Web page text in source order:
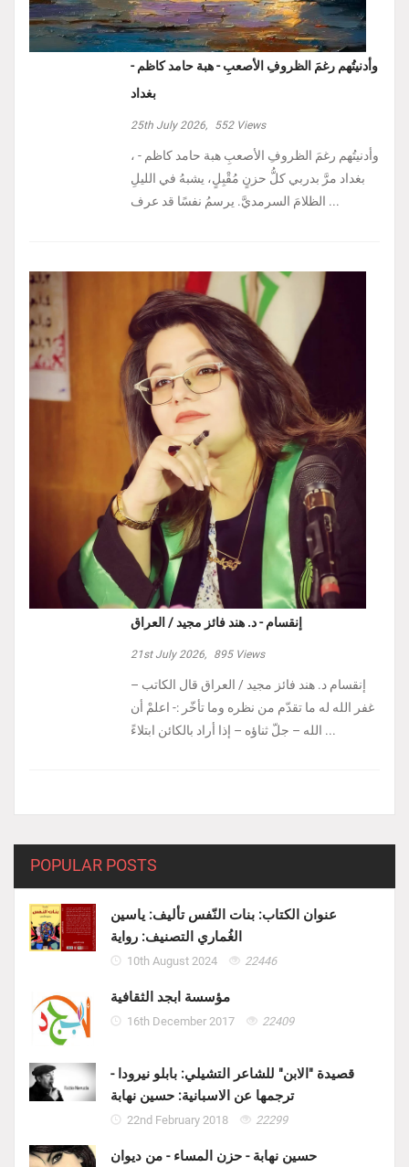
وأدنيتُهم رغمَ الظروفِ الأصعبِ - هبة حامد كاظم -
بغداد
25th July 2026, 552Views
، وأدنيتُهم رغمَ الظروفِ الأصعبِ هبة حامد كاظم -
بغداد مرَّ بدربي كلُّ حزنٍ مُقْبِلٍ، يشبهُ في الليلِ
الظلامَ السرمديَّ. يرسمُ نفسًا قد عرف ...
إنقسام - د. هند فائز مجيد / العراق
21st July 2026, 895Views
إنقسام د. هند فائز مجيد / العراق ‏قال الكاتب –
غفر الله له ما تقدّم من نظره وما تأخّر :- ‏اعلمْ أن
الله – جلّ ثناؤه – إذا أراد بالكائن ابتلاءً ...
POPULAR POSTS
عنوان الكتاب: بنات النّفس تأليف: ياسين
الغُماري التصنيف: رواية
10th August 2024 22446
مؤسسة ابجد الثقافية
16th December 2017 22409
قصيدة "الابن" للشاعر التشيلي: بابلو نيرودا -
ترجمها عن الاسبانية: حسين نهابة
22nd February 2018 22299
حسين نهابة - حزن المساء - من ديوان